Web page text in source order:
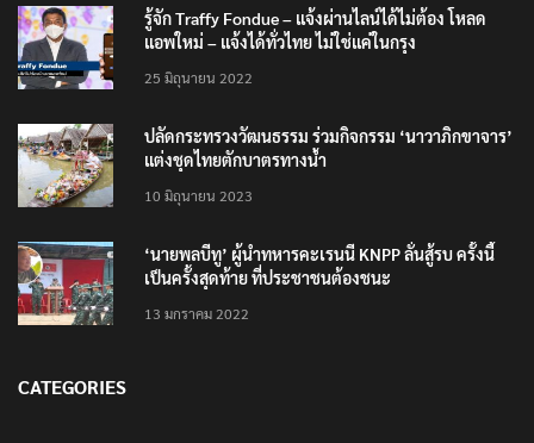
รู้จัก Traffy Fondue – แจ้งผ่านไลน์ได้ไม่ต้อง โหลด
แอพใหม่ – แจ้งได้ทั่วไทย ไม่ใช่แค่ในกรุง
25 มิถุนายน 2022
ปลัดกระทรวงวัฒนธรรม ร่วมกิจกรรม ‘นาวาภิกขาจาร’
แต่งชุดไทยตักบาตรทางน้ำ
10 มิถุนายน 2023
‘นายพลบีทู’ ผู้นำทหารคะเรนนี KNPP ลั่นสู้รบ ครั้งนี้
เป็นครั้งสุดท้าย ที่ประชาชนต้องชนะ
13 มกราคม 2022
CATEGORIES